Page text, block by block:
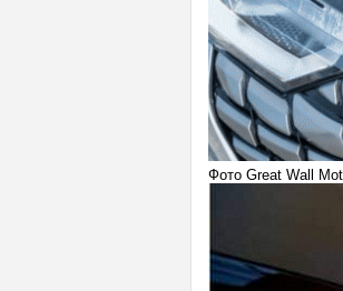
Фото Great Wall